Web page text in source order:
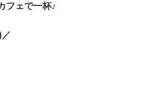
フェで一杯♪